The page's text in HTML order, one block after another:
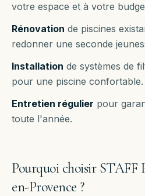
votre espace et à votre
Rénovation de piscines
redonner une seconde
Installation de systèmes de
pour une piscine confortable.
Entretien régulier pour
toute l'année.
Pourquoi choisir STAFF
en-Provence ?